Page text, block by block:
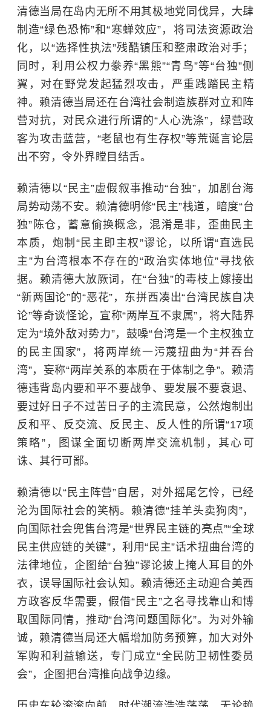
清德当局在岛内无所不用其极地党同伐异，大肆
制造“绿色恐怖”和“寒蝉效应”，将司法资源政治
化，以“选择性执法”残酷镇压和整肃政治对手；
同时，利用公权力豢养“黑熊”“青鸟”等“台独”侧
翼，对在野党发起猛烈攻击，严重践踏民主精
神。赖清德当局还在台湾社会制造族群对立和阵
营对抗，对民众进行所谓的“人心洗涤”，绿营政
客为攻击蓝营，“老鼠也有生存权”等荒诞言论层
出不穷，令外界瞠目结舌。
赖清德以“民主”虚假叙事推动“台独”，加剧台海
局势动荡不安。赖清德明修“民主”栈道，暗度“台
独”陈仓，蓄意偷换概念，混淆是非，歪曲民主
本质，炮制“民主即主权”谬论，以所谓“直选民
主”为台湾根本不存在的“政治实体地位”寻找依
据。赖清德大放厥词，在“台独”的毒枝上嫁接出
“新两国论”的“恶花”，东拼西凑出“台湾民族自决
论”等奇谈怪论，宣称“两岸互不隶属”，将大陆界
定为“境外敌对势力”，鼓噪“台湾是一个主权独立
的民主国家”，将两岸统一污蔑扭曲为“并吞台
湾”，妄称“两岸关系的本质在于体制之争”。赖清
德违背岛内要和平不要战争、要发展不要衰退、
要过好日子不过苦日子的主流民意，公然炮制出
反和平、反交流、反民主、反人性的所谓“17项
策略”，图谋全面切断两岸交流机制，其心可
诛、其行可鄙。
赖清德以“民主阵营”自居，对外摇尾乞怜，已经
沦为国际社会的笑柄。赖清德“挂羊头卖狗肉”，
向国际社会兜售台湾是“世界民主链的亮点”“全球
民主供应链的关键”，利用“民主”话术扭曲台湾的
法律地位，企图给“台独”谬论披上掩人耳目的外
衣，误导国际社会认知。赖清德还主动迎合美西
方政客反华需要，假借“民主”之名寻找靠山和博
取国际同情，推动“台湾问题国际化”。为对外输
诚，赖清德当局还大幅增加防务预算，加大对外
军购和利益输送，专门成立“全民防卫韧性委员
会”，企图把台湾推向战争边缘。